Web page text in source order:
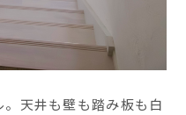
天井も壁も踏み板も白